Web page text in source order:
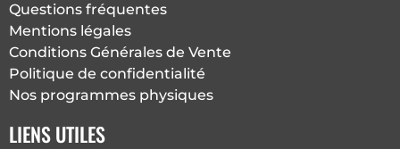
Questions fréquentes
Mentions légales
Conditions Générales de Vente
Politique de confidentialité
Nos programmes physiques
LIENS UTILES